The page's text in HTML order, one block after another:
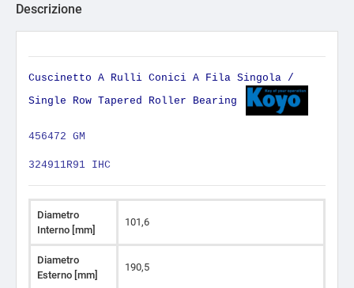
Descrizione
Cuscinetto A Rulli Conici A Fila Singola /
Single Row Tapered Roller Bearing
456472 GM
324911R91 IHC
Diametro
Interno [mm]
101,6
Diametro
Esterno [mm]
190,5